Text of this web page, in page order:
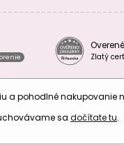
Zlatý
Podmienky ochrany
a pohodlné
sa dočítate tu.